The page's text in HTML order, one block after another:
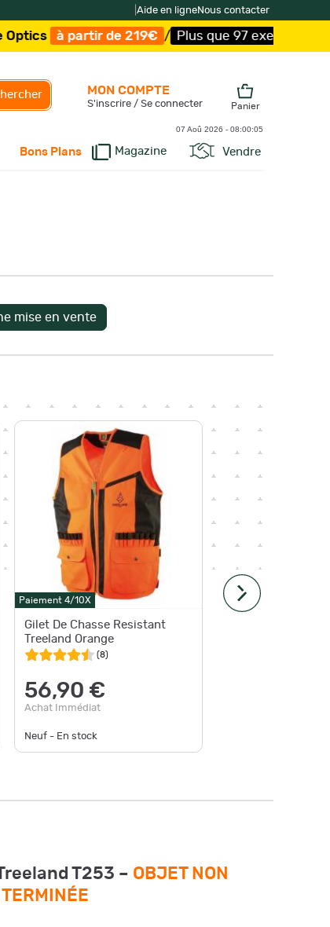
Aide en ligneNous contacter
de 219€ / Plus que 97 exemplaires ! /Livraison
Bons Plans Magazine Vendre
MON COMPTE
S'inscrire / Se connecter Panier
07 Aoû 2026 - 08:00:06
Paiement 4/10X
Gilet De Chasse Resistant
Treeland Orange
(8)
56,90 €
Achat Immédiat
Neuf - En stock
T253 – OBJET NON